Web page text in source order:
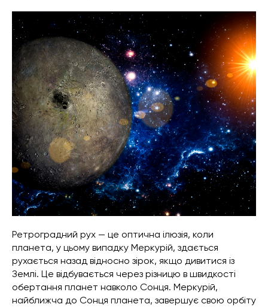
Ретроградний рух — це оптична ілюзія, коли
планета, у цьому випадку Меркурій, здається
рухається назад відносно зірок, якщо дивитися із
Землі. Це відбувається через різницю в швидкості
обертання планет навколо Сонця. Меркурій,
найближча до Сонця планета, завершує свою орбіту